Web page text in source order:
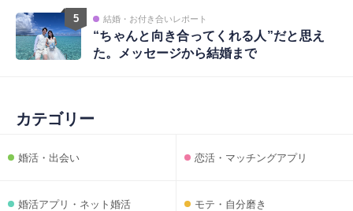
5 結婚・お付き合いレポート
“ちゃんと向き合ってくれる人”だと思え
た。メッセージから結婚まで
カテゴリー
婚活・出会い 恋活・マッチングアプリ
婚活アプリ・ネット婚活 モテ・自分磨き